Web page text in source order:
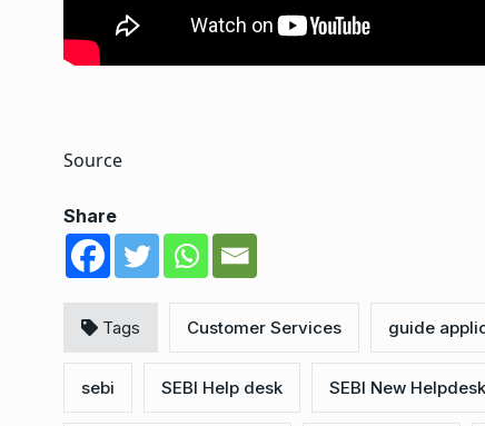
Source
Share
Tags Customer Services guide
sebi SEBI Help desk SEBI New Helpdesk